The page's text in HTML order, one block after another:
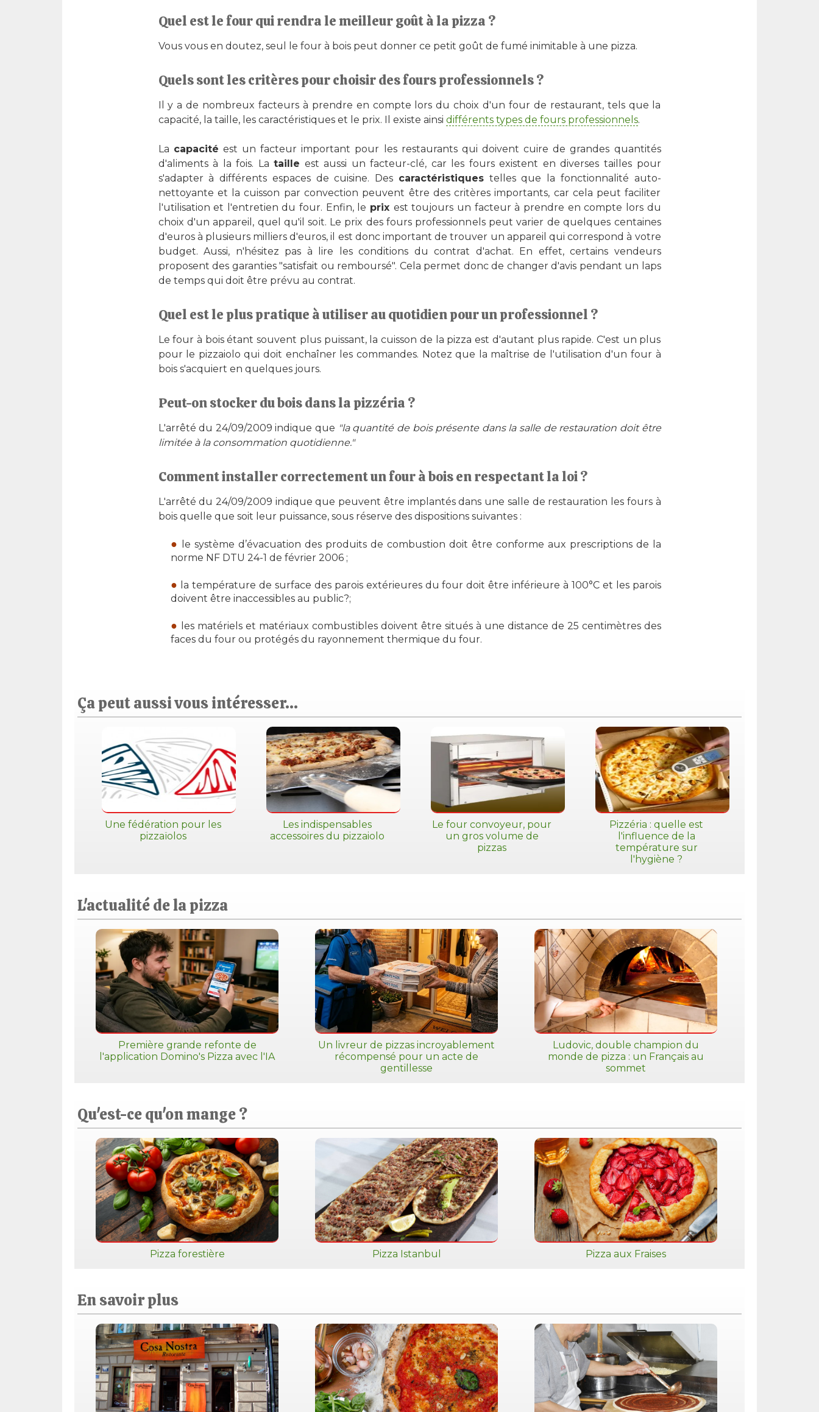
Quel est le four qui rendra le meilleur goût à la pizza ?
Vous vous en doutez, seul le four à bois peut donner ce petit goût de fumé inimitable à une pizza.
Quels sont les critères pour choisir des fours professionnels ?
Il y a de nombreux facteurs à prendre en compte lors du choix d'un four de restaurant, tels que la
capacité, la taille, les caractéristiques et le prix. Il existe ainsi différents types de fours professionnels.
La capacité est un facteur important pour les restaurants qui doivent cuire de grandes quantités
d'aliments à la fois. Lataille est aussi un facteur-clé, car les fours existent en diverses tailles pour
s'adapter à différents espaces de cuisine. Des caractéristiquestelles que la fonctionnalité auto-
nettoyante et la cuisson par convection peuvent être des critères importants, car cela peut faciliter
l'utilisation et l'entretien du four. Enfin, le prix est toujours un facteur à prendre en compte lors du
choix d'un appareil, quel qu'il soit. Le prix des fours professionnels peut varier de quelques centaines
d'euros à plusieurs milliers d'euros, il est donc important de trouver un appareil qui correspond à votre
budget. Aussi, n'hésitez pas à lire les conditions du contrat d'achat. En effet, certains vendeurs
proposent des garanties "satisfait ou remboursé". Cela permet donc de changer d'avis pendant un laps
de temps qui doit être prévu au contrat.
Quel est le plus pratique à utiliser au quotidien pour un professionnel ?
Le four à bois étant souvent plus puissant, la cuisson de la pizza est d'autant plus rapide. C'est un plus
pour le pizzaiolo qui doit enchaîner les commandes. Notez que la maîtrise de l'utilisation d'un four à
bois s'acquiert en quelques jours.
Peut-on stocker du bois dans la pizzéria ?
L'arrêté du 24/09/2009 indique que "la quantité de bois présente dans la salle de restauration doit être
limitée à la consommation quotidienne."
Comment installer correctement un four à bois en respectant la loi ?
L'arrêté du 24/09/2009 indique que peuvent être implantés dans une salle de restauration les fours à
bois quelle que soit leur puissance, sous réserve des dispositions suivantes :
le système d’évacuation des produits de combustion doit être conforme aux prescriptions de la
norme NF DTU 24-1 de février 2006 ;
la température de surface des parois extérieures du four doit être inférieure à 100°C et les parois
doivent être inaccessibles au public?;
les matériels et matériaux combustibles doivent être situés à une distance de 25 centimètres des
faces du four ou protégés du rayonnement thermique du four.
Ça peut aussi vous intéresser...
Une fédération pour les
pizzaïolos
Les indispensables
accessoires du pizzaiolo
Le four convoyeur, pour
un gros volume de
pizzas
Pizzéria : quelle est
l'influence de la
température sur
l'hygiène ?
L'actualité de la pizza
Première grande refonte de
l'application Domino's Pizza avec l'IA
Un livreur de pizzas incroyablement
récompensé pour un acte de
gentillesse
Ludovic, double champion du
monde de pizza : un Français au
sommet
Qu'est-ce qu'on mange ?
Pizza forestière Pizza Istanbul Pizza aux Fraises
En savoir plus